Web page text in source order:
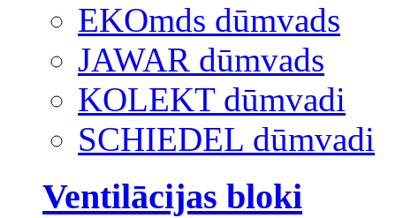
EKOmds dūmvads
JAWAR dūmvads
KOLEKT dūmvadi
SCHIEDEL dūmvadi
Ventilācijas bloki